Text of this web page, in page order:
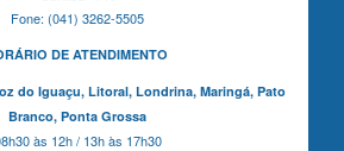
Fone: (041) 3262-5505
DE ATENDIMENTO
do Iguaçu, Litoral, Londrina, Maringá, Pato
Branco, Ponta Grossa
às 12h / 13h às 17h30